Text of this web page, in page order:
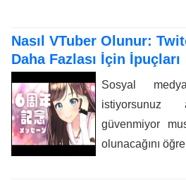
Nasıl VTuber Olunur:
Daha Fazlası İçin İpuçları
Sosyal
istiyorsunuz
güvenmiyor
olunacağını